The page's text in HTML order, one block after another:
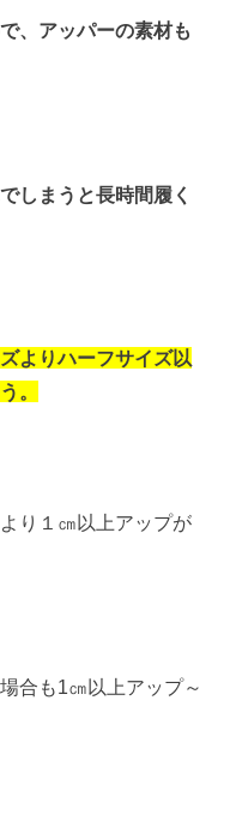
、アッパーの素材も
しまうと長時間履く
よりハーフサイズ以
。
り１㎝以上アップが
合も1㎝以上アップ～